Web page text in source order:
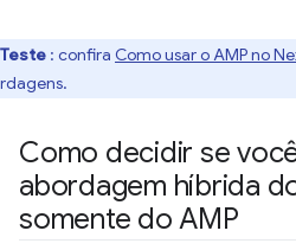
Teste : confira Como usar o AMP no
Como decidir se
abordagem híbrida
somente do AMP